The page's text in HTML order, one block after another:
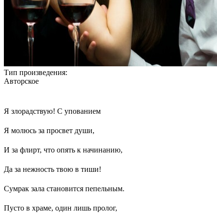
Тип произведения:
Авторское
Я злорадствую! С упованием
Я молюсь за просвет души,
И за флирт, что опять к начинанию,
Да за нежность твою в тиши!
Сумрак зала становится пепельным.
Пусто в храме, один лишь пролог,